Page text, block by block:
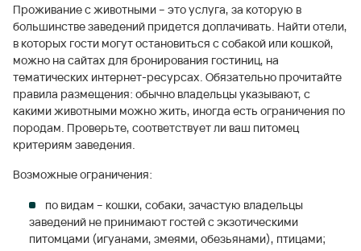
Проживание с животными – это услуга, за которую в
большинстве заведений придется доплачивать. Найти отели,
в которых гости могут остановиться с собакой или кошкой,
можно на сайтах для бронирования гостиниц, на
тематических интернет-ресурсах. Обязательно прочитайте
правила размещения: обычно владельцы указывают, с
какими животными можно жить, иногда есть ограничения по
породам. Проверьте, соответствует ли ваш питомец
критериям заведения.
Возможные ограничения:
по видам – кошки, собаки, зачастую владельцы
заведений не принимают гостей с экзотическими
питомцами (игуанами, змеями, обезьянами), птицами;